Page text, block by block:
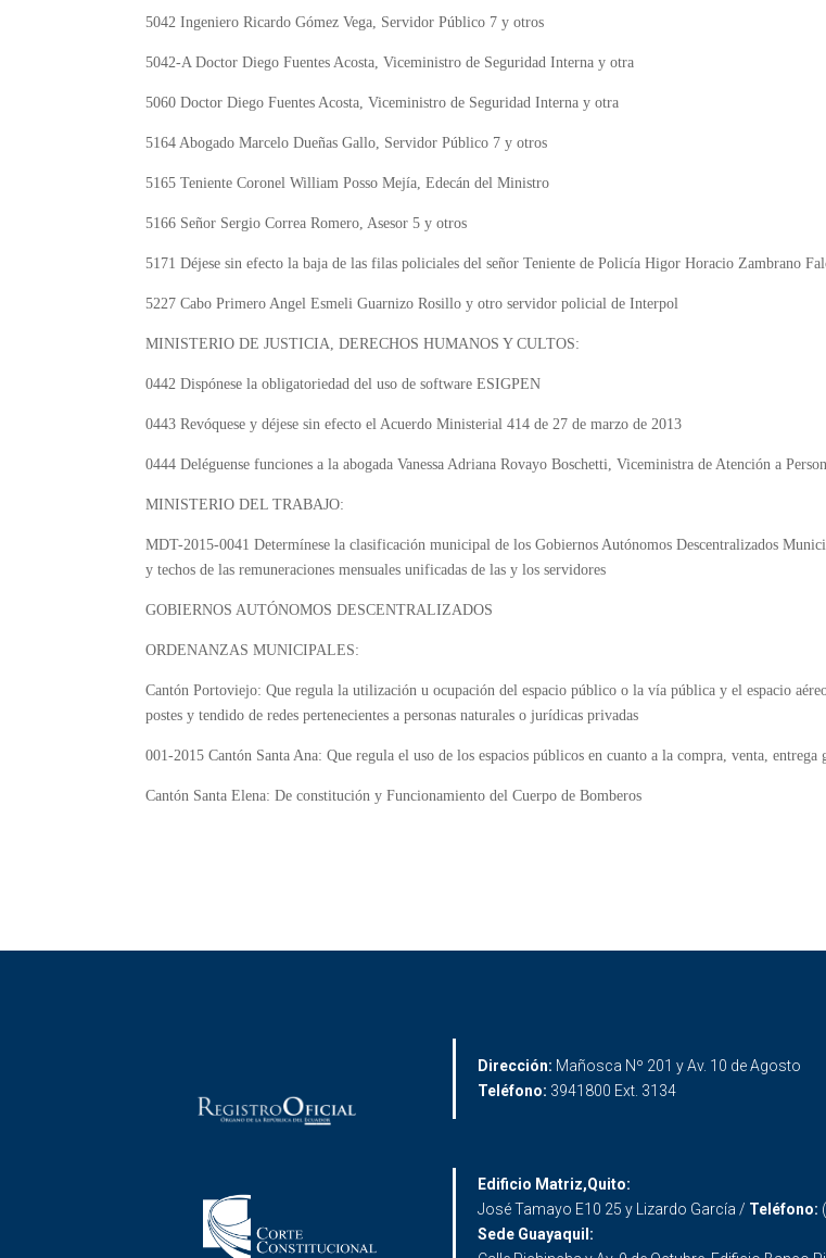
5042 Ingeniero Ricardo Gómez Vega, Servidor Público 7 y otros
5042-ADoctor Diego Fuentes Acosta, Viceministro de Seguridad Interna y otra
5060 Doctor Diego Fuentes Acosta, Viceministro de Seguridad Interna y otra
5164 Abogado Marcelo Dueñas Gallo, Servidor Público 7 y otros
5165Teniente Coronel William Posso Mejía, Edecán del Ministro
5166 Señor Sergio Correa Romero, Asesor 5 y otros
5171 Déjese sin efecto la baja de las filas policiales del señor Teniente de Policía Higor Horacio Zambrano
5227Cabo Primero Angel Esmeli Guarnizo Rosillo y otro servidor policial de Interpol
MINISTERIO DE JUSTICIA, DERECHOS HUMANOS Y CULTOS:
0442Dispónese la obligatoriedad del uso de software ESIGPEN
0443Revóquese y déjese sin efecto el Acuerdo Ministerial 414 de 27 de marzo de 2013
0444 Deléguense funciones a la abogada Vanessa Adriana Rovayo Boschetti, Viceministra de Atención a
MINISTERIO DEL TRABAJO:
MDT-2015-0041 Determínese la clasificación municipal de los Gobiernos Autónomos Descentralizados
y techos de las remuneraciones mensuales unificadas de las y los servidores
GOBIERNOS AUTÓNOMOS DESCENTRALIZADOS
ORDENANZAS MUNICIPALES:
Cantón Portoviejo: Que regula la utilización u ocupación del espacio público o la vía pública y el espacio
postes y tendido de redes pertenecientes a personas naturales o jurídicas privadas
001-2015 Cantón Santa Ana: Que regula el uso de los espacios públicos en cuanto a la compra, venta,
Cantón Santa Elena:De constitución y Funcionamiento del Cuerpo de Bomberos
Dirección: Mañosca Nº 201 y Av. 10 de Agosto
Teléfono: 3941800 Ext. 3134
Edificio Matriz,Quito:
José Tamayo E10 25 y Lizardo García / Teléfono:
Sede Guayaquil: